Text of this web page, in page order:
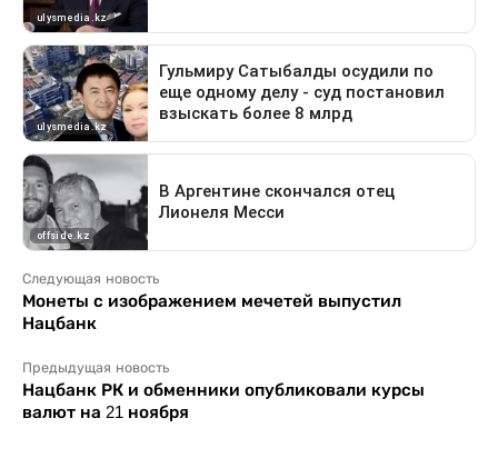
Следующая новость
Монеты с изображением мечетей выпустил
Нацбанк
Предыдущая новость
Нацбанк РК и обменники опубликовали курсы
валют на 21 ноября